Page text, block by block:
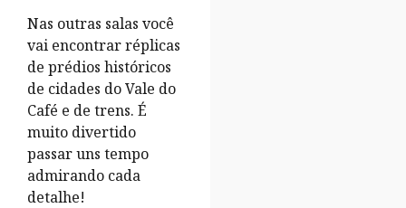
Nas outras salas você
vai encontrar réplicas
de prédios históricos
de cidades do Vale do
Café e de trens. É
muito divertido
passar uns tempo
admirando cada
detalhe!